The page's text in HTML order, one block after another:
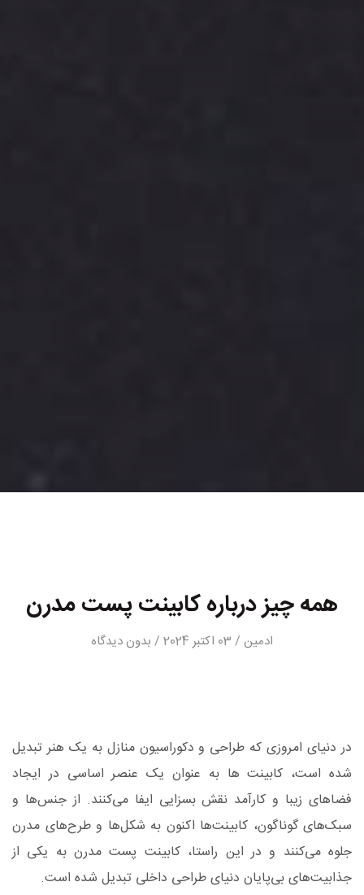
همه چیز درباره کابینت پست مدرن
ادمین / 03 اکتبر 2024 / بدون دیدگاه
در دنیای امروزی که طراحی و دکوراسیون منازل به یک هنر تبدیل
شده است، کابینت‌ ها به عنوان یک عنصر اساسی در ایجاد
فضاهای زیبا و کارآمد نقش بسزایی ایفا می‌کنند. از جنس‌ها و
سبک‌های گوناگون، کابینت‌ها اکنون به شکل‌ها و طرح‌های مدرن
جلوه می‌کنند و در این راستا، کابینت پست مدرن به یکی از
جذابیت‌های بی‌پایان دنیای طراحی داخلی تبدیل شده است.